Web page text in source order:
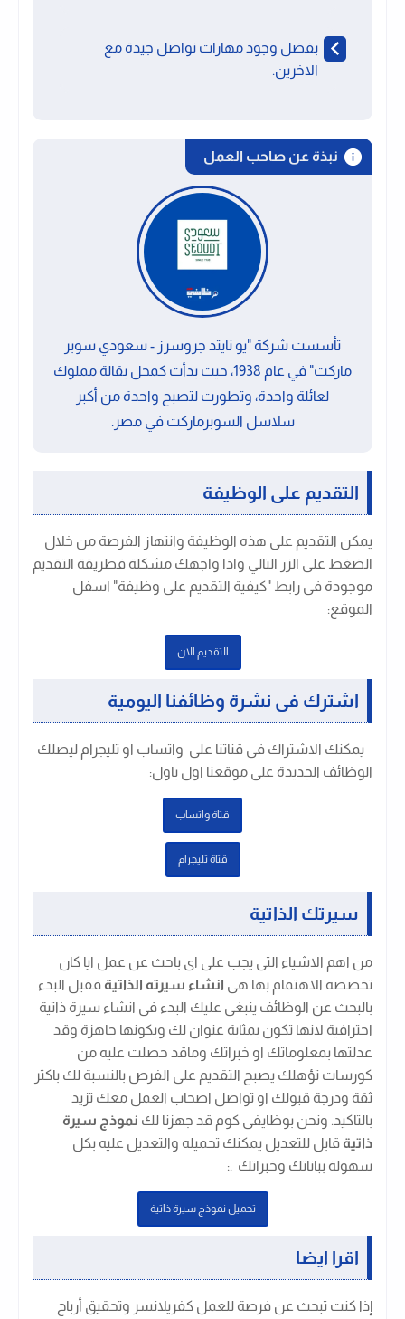
بفضل وجود مهارات تواصل جيدة مع
الاخرين.
نبذة عن صاحب العمل
تأسست شركة "يو نايتد جروسرز - سعودي سوبر
ماركت" في عام 1938، حيث بدأت كمحل بقالة مملوك
لعائلة واحدة، وتطورت لتصبح واحدة من أكبر
سلاسل السوبرماركت في مصر.
التقديم على الوظيفة
يمكن التقديم على هذه الوظيفة وانتهاز الفرصة من خلال
الضغط على الزر التالي واذا واجهك مشكلة فطريقة التقديم
موجودة فى رابط "كيفية التقديم على وظيفة" اسفل
الموقع:
التقديم الان
اشترك فى نشرة وظائفنا اليومية
يمكنك الاشتراك فى قناتنا على واتساب او تليجرام ليصلك
الوظائف الجديدة على موقعنا اول باول:
قتاة واتساب
قتاة تليجرام
سيرتك الذاتية
من اهم الاشياء التى يجب على اى باحث عن عمل ايا كان
تخصصه الاهتمام بها هى انشاء سيرته الذاتية فقبل البدء
بالبحث عن الوظائف ينبغى عليك البدء فى انشاء سيرة ذاتية
احترافية لانها تكون بمثابة عنوان لك وبكونها جاهزة وقد
عدلتها بمعلوماتك او خبراتك وماقد حصلت عليه من
كورسات تؤهلك يصبح التقديم على الفرص بالنسبة لك باكثر
ثقة ودرجة قبولك او تواصل اصحاب العمل معك تزيد
بالتاكيد. ونحن بوظايفى كوم قد جهزنا لك نموذج سيرة
ذاتية قابل للتعديل يمكنك تحميله والتعديل عليه بكل
سهولة بباناتك وخبراتك .:
تحميل نموذج سيرة ذاتية
اقرا ايضا
إذا كنت تبحث عن فرصة للعمل كفريلانسر وتحقيق أرباح